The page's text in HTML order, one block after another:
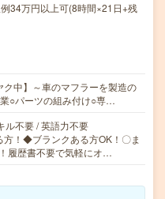
34万円以上可(8時間×21日+残
ク中】～車のマフラーを製造の
○パーツの組み付け○専…
ル不要 / 英語力不要
！◆ブランクある方OK！〇ま
履歴書不要で気軽にオ…